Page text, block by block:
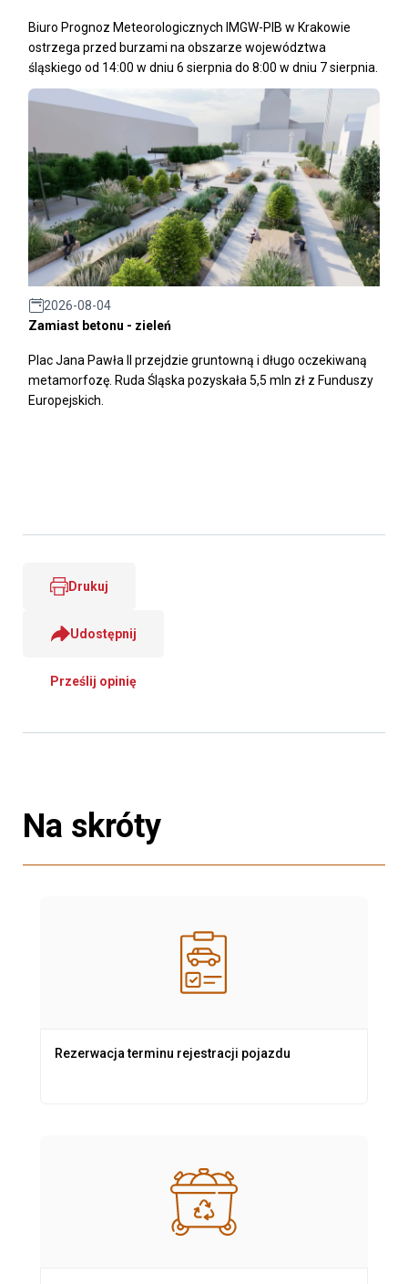
Biuro Prognoz Meteorologicznych IMGW-PIB w Krakowie
ostrzega przed burzami na obszarze województwa
śląskiego od 14:00 w dniu 6 sierpnia do 8:00 w dniu 7 sierpnia.
2026-08-04
Zamiast betonu - zieleń
Plac Jana Pawła II przejdzie gruntowną i długo oczekiwaną
metamorfozę. Ruda Śląska pozyskała 5,5 mln zł z Funduszy
Europejskich.
Drukuj
Udostępnij
Prześlij opinię
Na skróty
Rezerwacja terminu rejestracji pojazdu